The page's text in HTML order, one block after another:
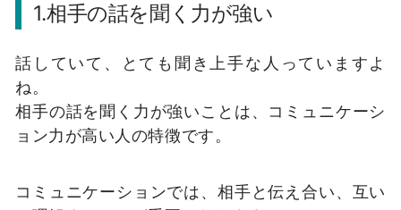
1.相手の話を聞く力が強い
話していて、とても聞き上手な人っていますよ
ね。
相手の話を聞く力が強いことは、コミュニケーシ
ョン力が高い人の特徴です。
コミュニケーションでは、相手と伝え合い、互い